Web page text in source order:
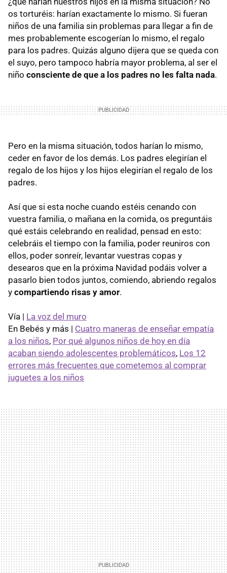
os torturéis: harían exactamente lo mismo. Si fueran
niños de una familia sin problemas para llegar a fin de
mes probablemente escogerían lo mismo, el regalo
para los padres. Quizás alguno dijera que se queda con
el suyo, pero tampoco habría mayor problema, al ser el
niño consciente de que a los padres no les falta nada.
Pero en la misma situación, todos harían lo mismo,
ceder en favor de los demás. Los padres elegirían el
regalo de los hijos y los hijos elegirían el regalo de los
padres.
Así que si esta noche cuando estéis cenando con
vuestra familia, o mañana en la comida, os preguntáis
qué estáis celebrando en realidad, pensad en esto:
celebráis el tiempo con la familia, poder reuniros con
ellos, poder sonreír, levantar vuestras copas y
desearos que en la próxima Navidad podáis volver a
pasarlo bien todos juntos, comiendo, abriendo regalos
y compartiendo risas y amor.
Vía | La voz del muro
En Bebés y más | Cuatro maneras de enseñar empatía
a los niños, Por qué algunos niños de hoy en día
acaban siendo adolescentes problemáticos, Los 12
errores más frecuentes que cometemos al comprar
juguetes a los niños